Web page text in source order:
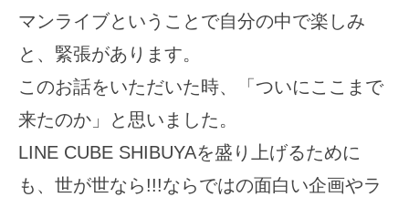
マンライブということで自分の中で楽しみ
と、緊張があります。
このお話をいただいた時、「ついにここまで
来たのか」と思いました。
LINE CUBE SHIBUYAを盛り上げるために
も、世が世なら!!!ならではの面白い企画やラ